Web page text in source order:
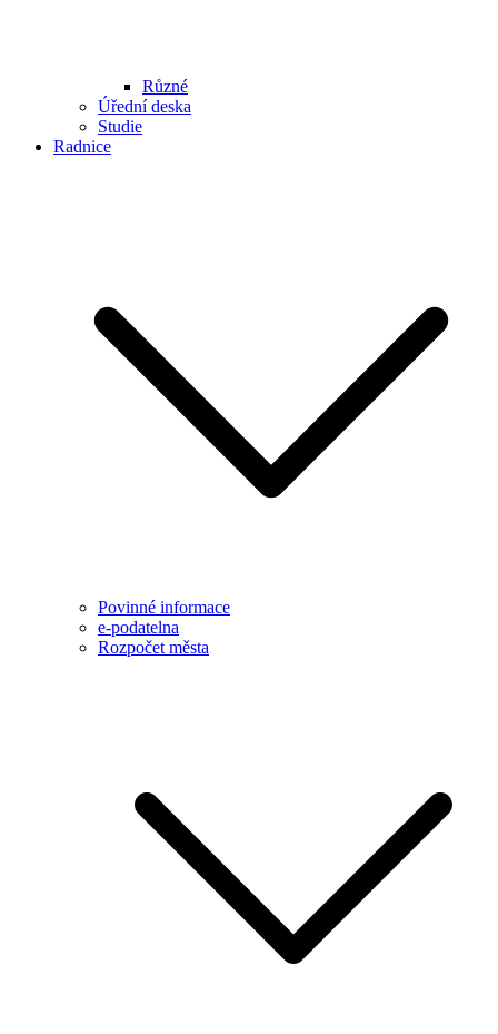
Různé
Úřední deska
Studie
Radnice
Povinné informace
e-podatelna
Rozpočet města